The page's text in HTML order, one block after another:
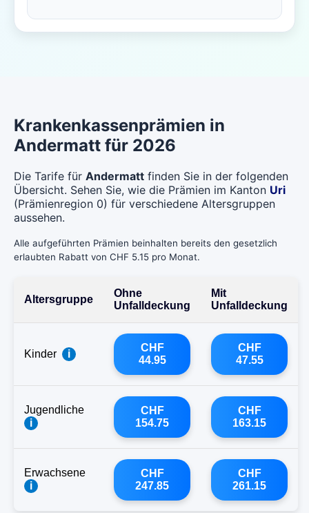
Krankenkassenprämien in
Andermatt für 2026
Die Tarife für Andermatt finden Sie in der folgenden
Übersicht. Sehen Sie, wie die Prämien im Kanton Uri
(Prämienregion 0) für verschiedene Altersgruppen
aussehen.
Alle aufgeführten Prämien beinhalten bereits den gesetzlich
erlaubten Rabatt von CHF 5.15 pro Monat.
Altersgruppe
Ohne
Unfalldeckung
Mit
Unfalldeckung
Kinder i
CHF
44.95
CHF
47.55
Jugendliche
i
CHF
154.75
CHF
163.15
Erwachsene
i
CHF
247.85
CHF
261.15